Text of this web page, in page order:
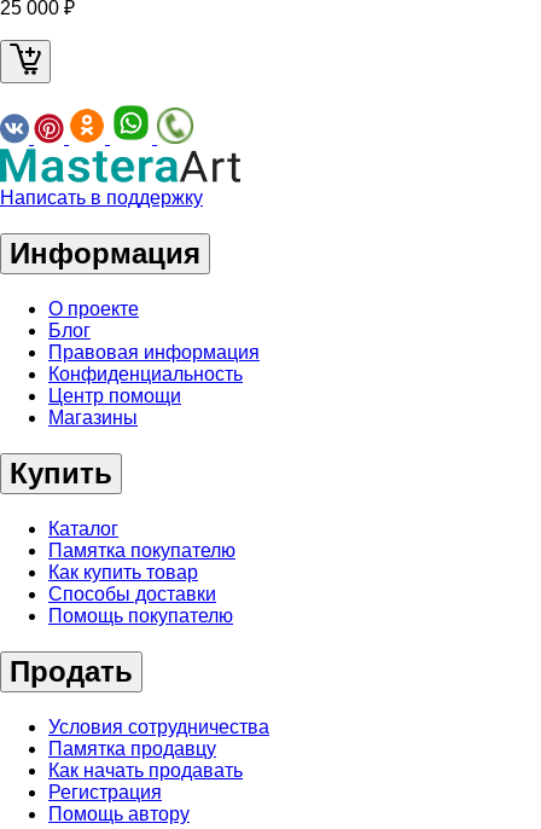
25 000 ₽
Написать в поддержку
Информация
О проекте
Блог
Правовая информация
Конфиденциальность
Центр помощи
Магазины
Купить
Каталог
Памятка покупателю
Как купить товар
Способы доставки
Помощь покупателю
Продать
Условия сотрудничества
Памятка продавцу
Как начать продавать
Регистрация
Помощь автору